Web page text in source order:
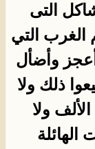
التى
الغرب التي
أعجز وأضأل
ذلك ولا
ولا
الهائلة